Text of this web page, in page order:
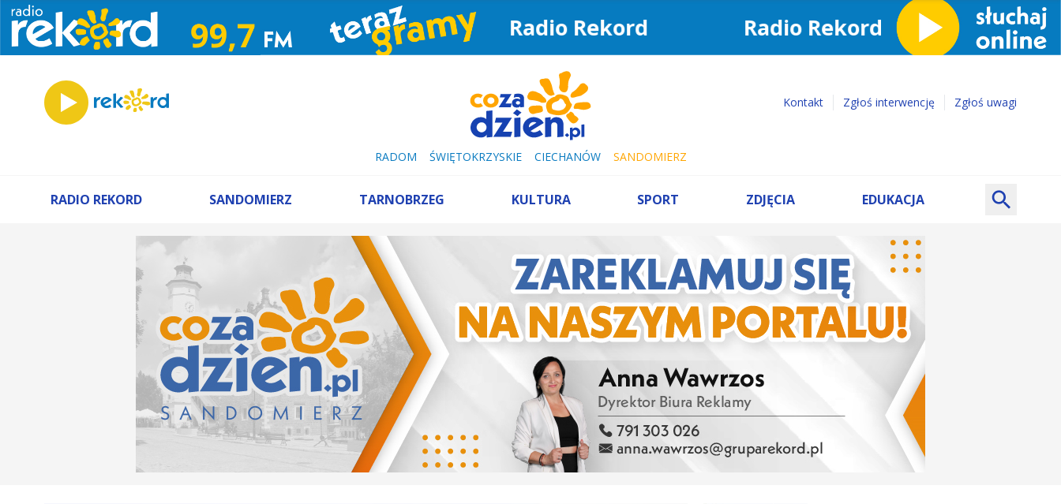
Radio Rekord
Kontakt Zgłoś interwencję Zgłoś uwagi
RADOM ŚWIĘTOKRZYSKIE CIECHANÓW SANDOMIERZ
RADIO REKORD SANDOMIERZ TARNOBRZEG KULTURA SPORT ZDJĘCIA EDUKACJA